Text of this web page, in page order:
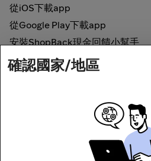
從iOS下載app
從Google Play下載app
安裝ShopBack現金回饋小幫手
如何運作
確認國家/地區